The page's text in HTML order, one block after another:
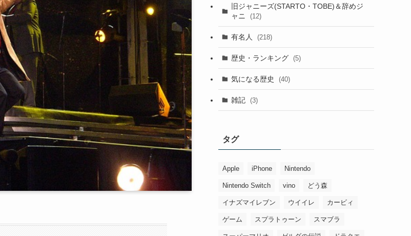
旧ジャニーズ(STARTO・TOBE)＆辞めジ
ャニ
(12)
有名人 (218)
歴史・ランキング (5)
気になる歴史 (40)
雑記 (3)
タグ
Apple iPhone Nintendo
Nintendo Switch vino どう森
イナズマイレブン ウイイレ カービィ
ゲーム スプラトゥーン スマブラ